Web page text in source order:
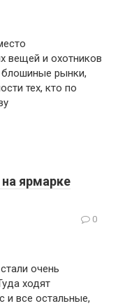
вещей и охотников
рынки,
тех, кто по
ярмарке
0
очень
ходят
и все остальные,